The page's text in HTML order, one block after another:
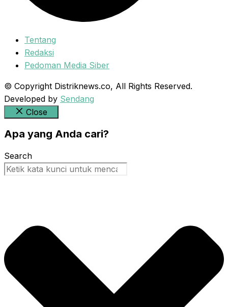
Tentang
Redaksi
Pedoman Media Siber
© Copyright Distriknews.co, All Rights Reserved.
Developed by Sendang
Close
Apa yang Anda cari?
Search